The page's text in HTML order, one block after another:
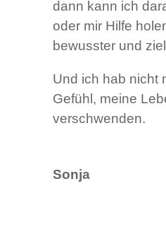
dann kann ich
oder mir Hilfe
bewusster und
Und ich hab nicht
Gefühl, meine
verschwenden.
Sonja